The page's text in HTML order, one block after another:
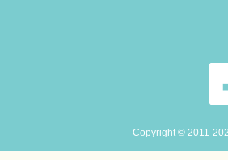
Copyright © 2011-